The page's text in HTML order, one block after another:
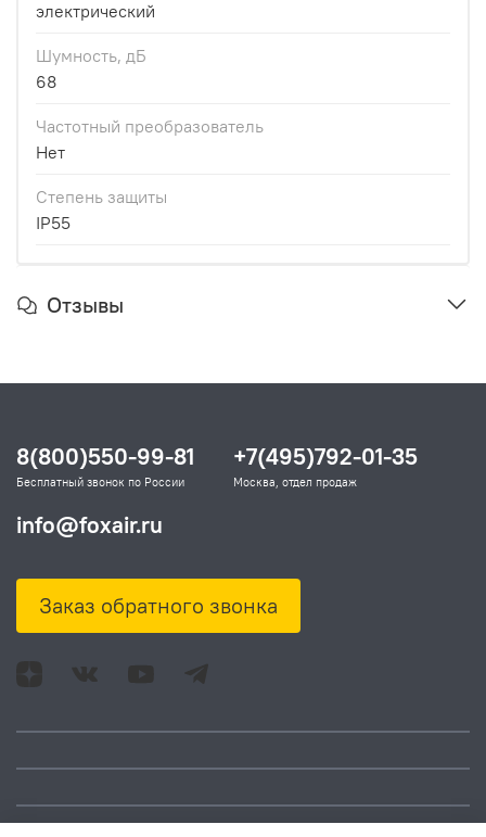
электрический
Шумность, дБ
68
Частотный преобразователь
Нет
Степень защиты
IP55
Отзывы
Адрес: Москва, ул.
8(800)550-99-81
Бесплатный звонок по России
+7(495)792-01-35
Москва, отдел продаж
info@foxair.ru
Заказ обратного звонка